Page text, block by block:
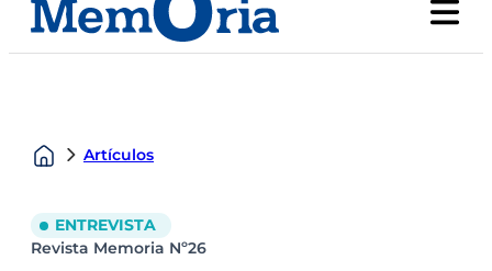
Artículos
ENTREVISTA
Revista Memoria Nº26